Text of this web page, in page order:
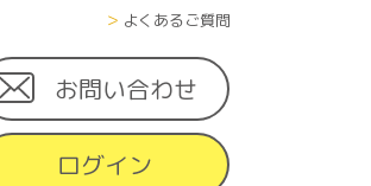
破棄及び変更について
収集した利用者の個人情報（あらゆ
て）は、本人の申し出により、本人
すべてまたは一部を削除、破棄また
ものとします。その際、申し出者の本
が指定する方法で行います。
よくあるご質問
お問い合わせ
ログイン